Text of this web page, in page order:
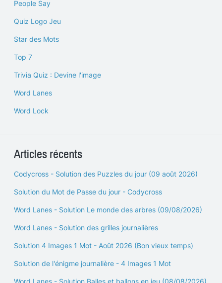
People Say
Quiz Logo Jeu
Star des Mots
Top 7
Trivia Quiz : Devine l'image
Word Lanes
Word Lock
Articles récents
Codycross - Solution des Puzzles du jour (09 août 2026)
Solution du Mot de Passe du jour - Codycross
Word Lanes - Solution Le monde des arbres (09/08/2026)
Word Lanes - Solution des grilles journalières
Solution 4 Images 1 Mot - Août 2026 (Bon vieux temps)
Solution de l'énigme journalière - 4 Images 1 Mot
Word Lanes - Solution Balles et ballons en jeu (08/08/2026)